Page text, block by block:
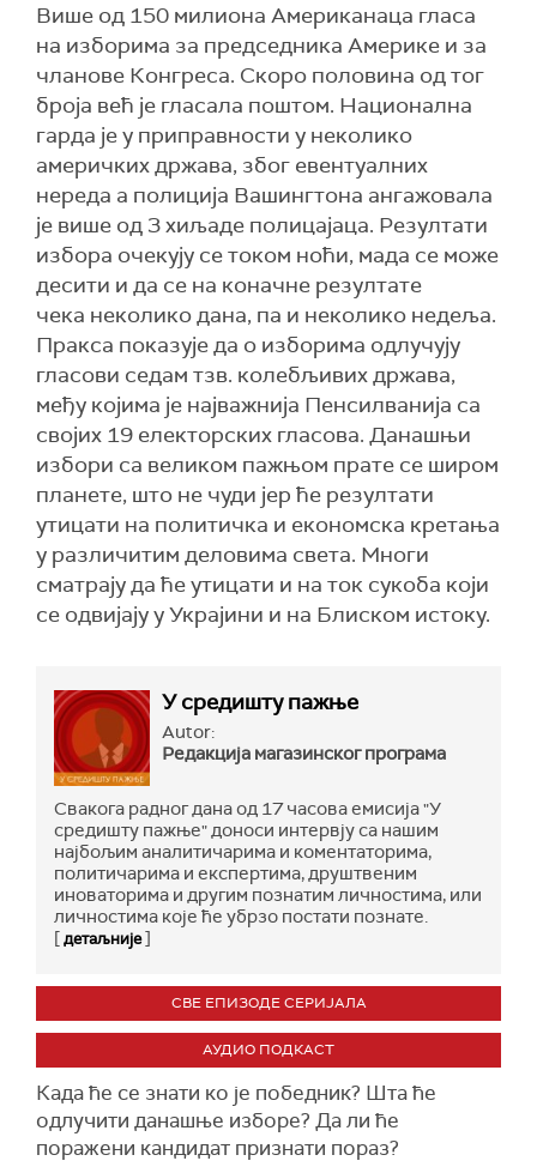
Више од 150 милиона Американаца гласа
на изборима за председника Америке и за
чланове Конгреса. Скоро половина од тог
броја већ је гласала поштом. Национална
гарда је у приправности у неколико
америчких држава, због евентуалних
нереда а полиција Вашингтона ангажовала
је више од 3 хиљаде полицајаца. Резултати
избора очекују се током ноћи, мада се може
десити и да се на коначне резултате
чека неколико дана, па и неколико недеља.
Пракса показује да о изборима одлучују
гласови седам тзв. колебљивих држава,
међу којима је најважнија Пенсилванија са
својих 19 електорских гласова. Данашњи
избори са великом пажњом прате се широм
планете, што не чуди јер ће резултати
утицати на политичка и економска кретања
у различитим деловима света. Многи
сматрају да ће утицати и на ток сукоба који
се одвијају у Украјини и на Блиском истоку.
У средишту пажње
Autor:
Редакција магазинског програма
Свакога радног дана од 17 часова емисија "У
средишту пажње" доноси интервју са нашим
најбољим аналитичарима и коментаторима,
политичарима и експертима, друштвеним
иноваторима и другим познатим личностима, или
личностима које ће убрзо постати познате.
[детаљније]
СВЕ ЕПИЗОДЕ СЕРИЈАЛА
АУДИО ПОДКАСТ
Када ће се знати ко је победник? Шта ће
одлучити данашње изборе? Да ли ће
поражени кандидат признати пораз?